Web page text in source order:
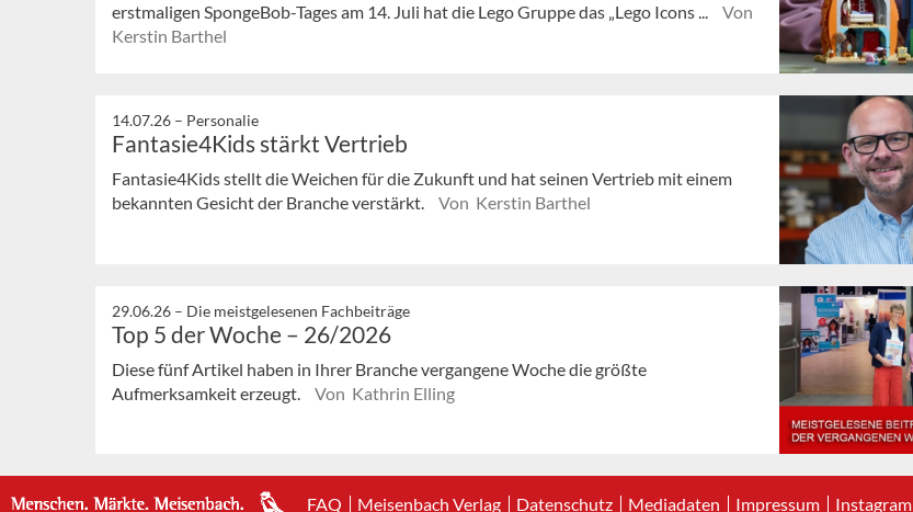
erstmaligen SpongeBob-Tages am 14. Juli hat die Lego Gruppe das „Lego Icons ...
Von
Kerstin Barthel
14.07.26 – Personalie
Fantasie4Kids stärkt Vertrieb
Fantasie4Kids stellt die Weichen für die Zukunft und hat seinen Vertrieb mit einem
bekannten Gesicht der Branche verstärkt.
Von Kerstin Barthel
29.06.26 – Die meistgelesenen Fachbeiträge
Top 5 der Woche – 26/2026
Diese fünf Artikel haben in Ihrer Branche vergangene Woche die größte
Aufmerksamkeit erzeugt.
Von Kathrin Elling
FAQ Meisenbach Verlag Datenschutz Mediadaten Impressum Instagram